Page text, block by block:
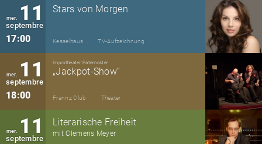
mer. 11
septembre
17:00
Stars von Morgen
Kesselhaus TV-Aufzeichnung
mer. 11
septembre
18:00
Improtheater Paternoster
„Jackpot-Show“
Frannz Club Theater
mer. 11
septembre
Literarische Freiheit
mit Clemens Meyer